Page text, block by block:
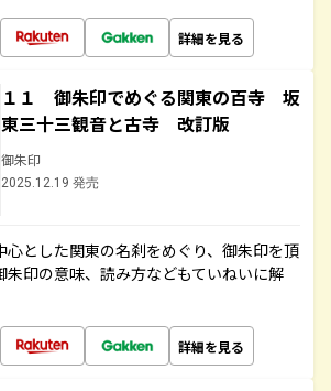
詳細を見る
１１ 御朱印でめぐる関東の百寺 坂
東三十三観音と古寺 改訂版
御朱印
2025.12.19 発売
心とした関東の名刹をめぐり、御朱印を頂
朱印の意味、読み方などもていねいに解
詳細を見る